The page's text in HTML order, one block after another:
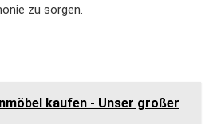
zu sorgen.
kaufen - Unser großer